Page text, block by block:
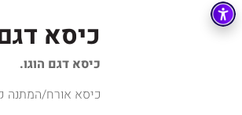
כיסא
כיסא דגם הוגו.
כיסא אורח/המתנה